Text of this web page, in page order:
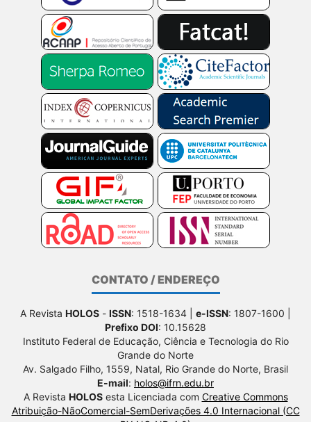
CONTATO / ENDEREÇO
A Revista HOLOS - ISSN: 1518-1634 | e-ISSN: 1807-1600 |
Prefixo DOI: 10.15628
Instituto Federal de Educação, Ciência e Tecnologia do Rio
Grande do Norte
Av. Salgado Filho, 1559, Natal, Rio Grande do Norte, Brasil
E-mail: holos@ifrn.edu.br
A Revista HOLOSesta Licenciada com Creative Commons
Atribuição-NãoComercial-SemDerivações 4.0 Internacional (CC